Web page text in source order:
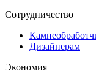
Сотрудничество
Дизайнерам
Экономия